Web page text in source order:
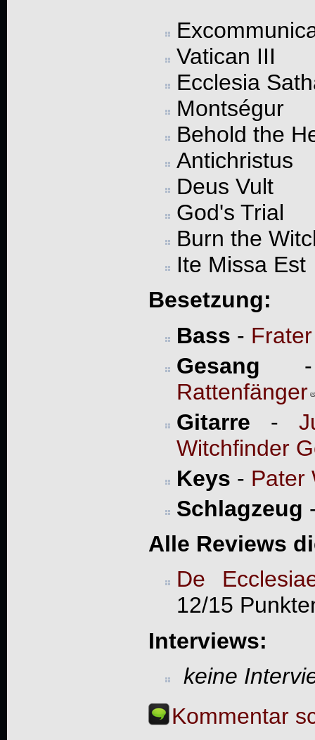
Vatican III
Ecclesia
Montségur
Behold the
Antichristus
Deus Vult
God's Trial
Burn the
Ite Missa Est
Besetzung:
Bass -
Gesang
Rattenfänger
Gitarre -
Witchfinder
Keys - Pater
Schlagzeug
Alle Reviews
De
12/15
Interviews:
keine
Kommentar